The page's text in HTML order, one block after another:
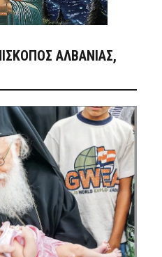
ΑΛΒΑΝΊΑΣ,